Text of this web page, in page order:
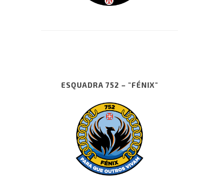
ESQUADRA 752 – "FÉNIX"